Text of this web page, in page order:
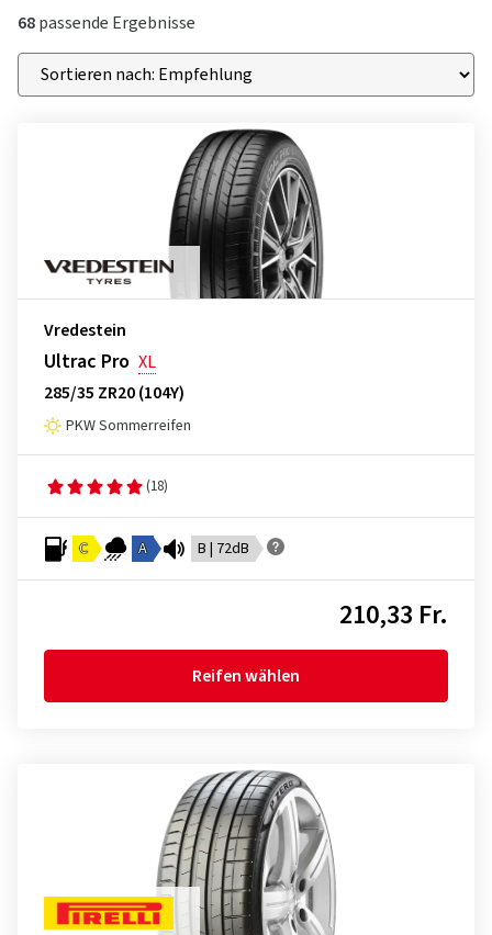
68passende Ergebnisse
Vredestein
Ultrac Pro XL
285/35 ZR20 (104Y)
PKW Sommerreifen
(18)
C A B | 72dB
210,33 Fr.
Reifen wählen